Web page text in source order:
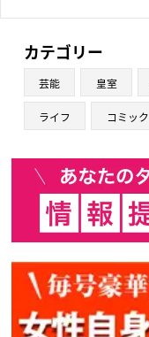
カテゴリー
芸能 皇室
ライフ コミック